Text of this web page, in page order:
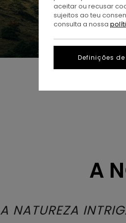
A
A NATUREZA
aceitar ou recusar
sujeitos ao teu
consulta a nossa
Definições